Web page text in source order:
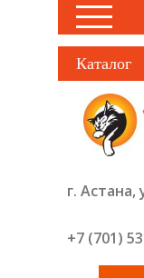
Каталог
г.
+7 (701)